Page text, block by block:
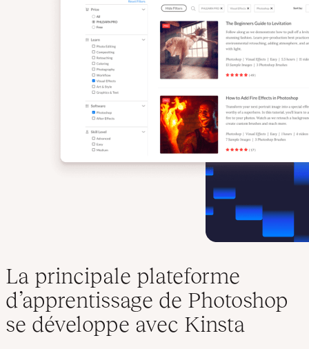
La principale plateforme
d’apprentissage de Photoshop
se développe avec Kinsta